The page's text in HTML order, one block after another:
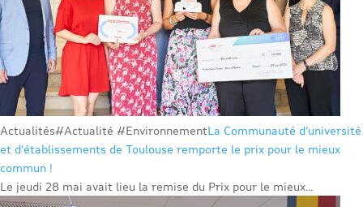
Actualités#Actualité #EnvironnementLa Communauté d’université
et d’établissements de Toulouse remporte le prix pour le mieux
commun !
Le jeudi 28 mai avait lieu la remise du Prix pour le mieux...